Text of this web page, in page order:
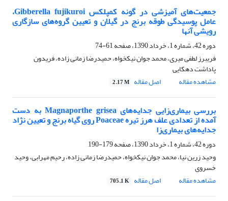
جمعیت‌های آمیزشی در ‌گونه کمپلکس Gibberella fujikuroi،
عامل پوسیدگی طوقه برنج در گیلان و تعیین گروه‌های سازگاری
رویشی آنها
دوره 42، شماره 1، خرداد 1390، صفحه
61-74
فریبرز لطفی میری، محمد جوان نیکخواه، حمیدرضا زمانی زاده، فریدون
پاداشت دهکایی
مشاهده مقاله
اصل مقاله 2.17 M
بررسی بیماری‌زایی جدایه‌های Magnaporthe grisea به دست
آمده از تعدادی علف هرز تیره Poaceae روی گیاه برنج و تعیین نژاد
جدایه‌های بیماری‌زا
دوره 42، شماره 1، خرداد 1390، صفحه
179-190
وحید زرین نیا، محمد جوان نیکخواه، حمیدرضا زمانی زاده، رحیم مهرابی، وحید
خسروی
مشاهده مقاله
اصل مقاله 705.1 K